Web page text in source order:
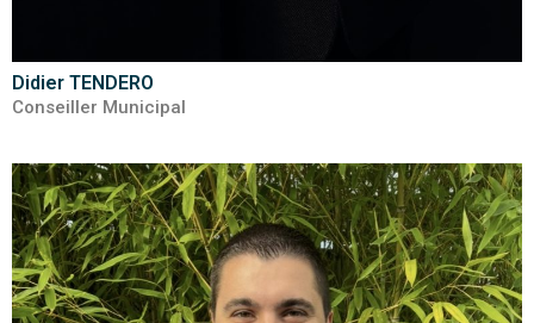
Didier TENDERO
Conseiller Municipal